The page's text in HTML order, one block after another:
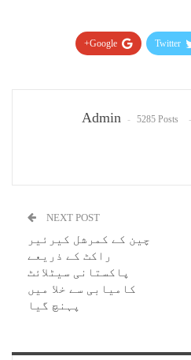
Twitter
Google+
Admin 5285 Posts
NEXT POST
چین کے کمرشل کیرئیر
راکٹ کے ذریعے
پاکستانی سیٹلائٹ
کامیابی سے خلا میں
پہنچ گیا